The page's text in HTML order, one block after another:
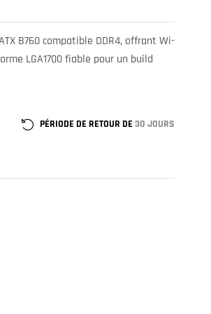
B760 compatible DDR4, offrant Wi-
LGA1700 fiable pour un build
PÉRIODE DE RETOUR DE 30 JOURS